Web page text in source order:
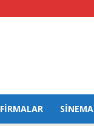
FİRMALAR SİNEMA